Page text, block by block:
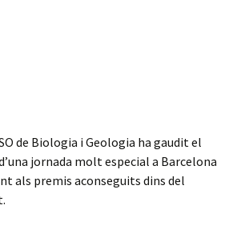
de Biologia i Geologia ha gaudit el
jornada molt especial a Barcelona
als premis aconseguits dins del